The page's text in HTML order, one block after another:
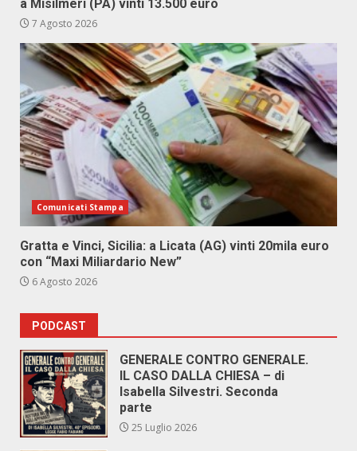
a Misilmeri (PA) vinti 13.500 euro
7 Agosto 2026
Comunicati Stampa
Gratta e Vinci, Sicilia: a Licata (AG) vinti 20mila euro
con “Maxi Miliardario New”
6 Agosto 2026
PODCAST
GENERALE CONTRO GENERALE.
IL CASO DALLA CHIESA – di
Isabella Silvestri. Seconda
parte
25 Luglio 2026